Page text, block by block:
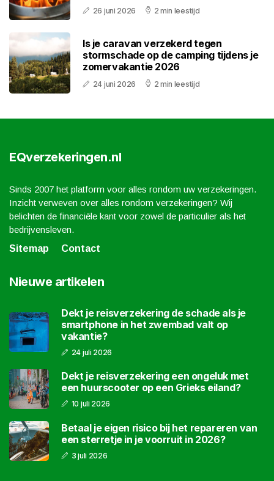
26 juni 2026 2 min leestijd
Is je caravan verzekerd tegen
stormschade op de camping tijdens je
zomervakantie 2026
24 juni 2026 2 min leestijd
EQverzekeringen.nl
Sinds 2007 het platform voor alles rondom uw verzekeringen.
Inzicht verweven over alles rondom verzekeringen? Wij
belichten de financiële kant voor zowel de particulier als het
bedrijvensleven.
Sitemap
Contact
Nieuwe artikelen
Dekt je reisverzekering de schade als je
smartphone in het zwembad valt op
vakantie?
24 juli 2026
Dekt je reisverzekering een ongeluk met
een huurscooter op een Grieks eiland?
10 juli 2026
Betaal je eigen risico bij het repareren van
een sterretje in je voorruit in 2026?
3 juli 2026